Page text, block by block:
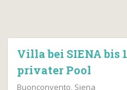
Villa bei SIENA bis
privater Pool
Buonconvento, Siena